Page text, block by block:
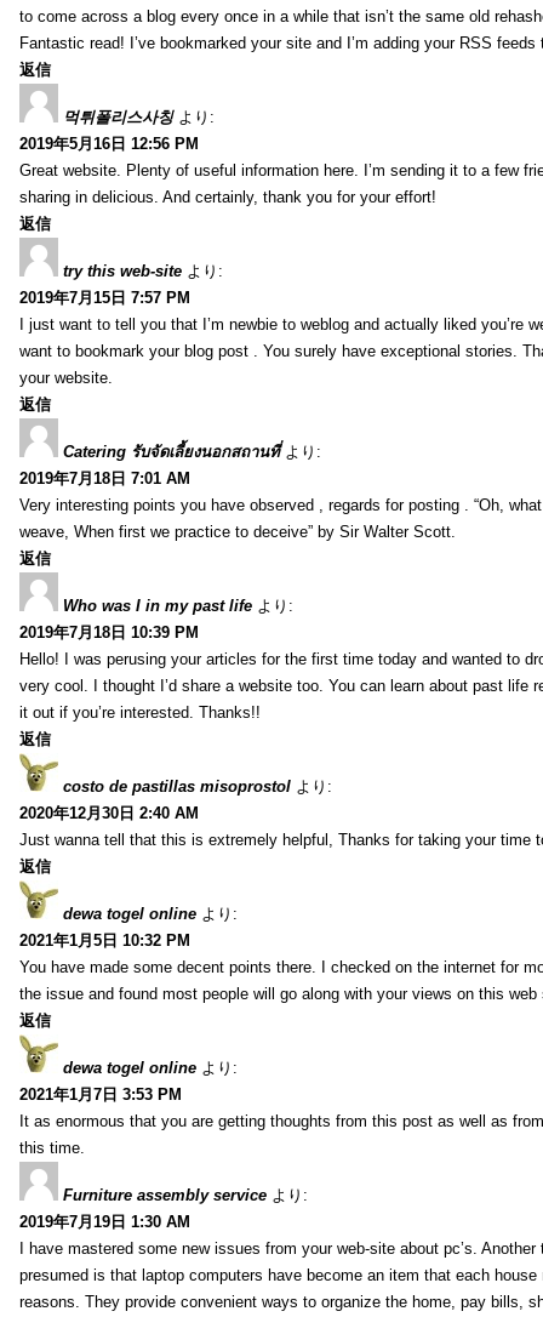
to come across a blog every once in a while that isn’t the same old
Fantastic read! I’ve bookmarked your site and I’m adding your RSS
返信
먹튀폴리스사칭 より:
2019年5月16日 12:56 PM
Great website. Plenty of useful information here. I’m sending it to a few
sharing in delicious. And certainly, thank you for your effort!
返信
try this web-site より:
2019年7月15日 7:57 PM
I just want to tell you that I’m newbie to weblog and actually liked you’re
want to bookmark your blog post . You surely have exceptional stories.
your website.
返信
Catering รับจัดเลี้ยงนอกสถานที่ より:
2019年7月18日 7:01 AM
Very interesting points you have observed , regards for posting . “Oh,
weave, When first we practice to deceive” by Sir Walter Scott.
返信
Who was I in my past life より:
2019年7月18日 10:39 PM
Hello! I was perusing your articles for the first time today and wanted to
very cool. I thought I’d share a website too. You can learn about past life
it out if you’re interested. Thanks!!
返信
costo de pastillas misoprostol より:
2020年12月30日 2:40 AM
Just wanna tell that this is extremely helpful, Thanks for taking your time
返信
dewa togel online より:
2021年1月5日 10:32 PM
You have made some decent points there. I checked on the internet for
the issue and found most people will go along with your views on this web
返信
dewa togel online より:
2021年1月7日 3:53 PM
It as enormous that you are getting thoughts from this post as well as
this time.
Furniture assembly service より:
2019年7月19日 1:30 AM
I have mastered some new issues from your web-site about pc’s. Another
presumed is that laptop computers have become an item that each
reasons. They provide convenient ways to organize the home, pay bills,